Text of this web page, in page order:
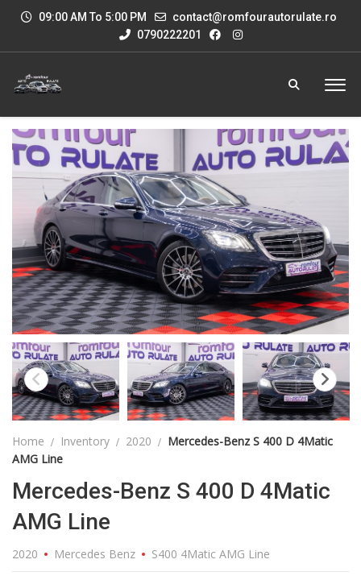
09:00 AM To 5:00 PM
contact@romfourautorulate.ro
0790222201
Home Inventory 2020
Mercedes-Benz S 400 D 4Matic
AMG Line
Mercedes-Benz S 400 D 4Matic
AMG Line
2020 Mercedes Benz S400 4Matic AMG Line